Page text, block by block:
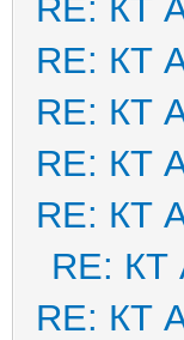
RE: КТ
RE: КТ
RE: КТ
RE: КТ
RE: КТ
RE: КТ
RE: КТ